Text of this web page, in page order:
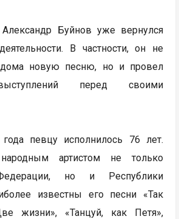
Буйнов уже вернулся
В частности, он не
новую песню, но и провел
перед своими
певцу исполнилось 76 лет.
артистом не только
но и Республики
известны его песни «Так
жизни», «Танцуй, как Петя»,